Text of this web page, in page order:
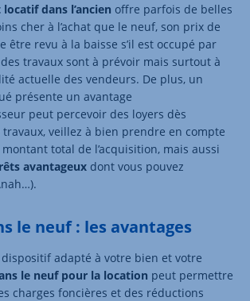
dans l’ancien offre parfois de belles
cher à l’achat que le neuf, son prix de
être revu à la baisse s’il est occupé par
travaux sont à prévoir mais surtout à
actuelle des vendeurs. De plus, un
présente un avantage
peut percevoir des loyers dès
travaux, veillez à bien prendre en compte
total de l’acquisition, mais aussi
avantageux dont vous pouvez
le neuf : les avantages
adapté à votre bien et votre
le neuf pour la location peut permettre
charges foncières et des réductions